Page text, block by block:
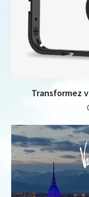
Transformez